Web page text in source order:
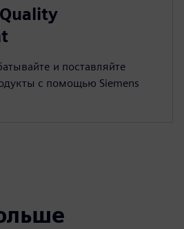
и поставляйте
с помощью Siemens